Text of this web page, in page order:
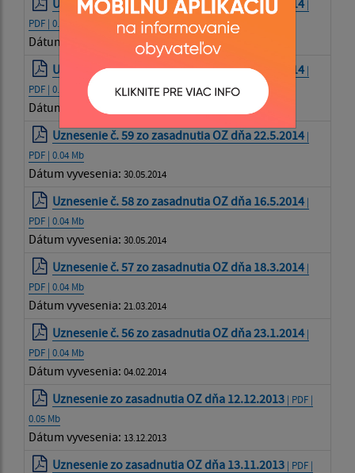
Uznesenie č. 61 zo zasadnutia OZ dňa 17.7.2014 |
PDF | 0.04 Mb
Dátum vyvesenia: 21.07.2014
Uznesenie č. 60 zo zasadnutia OZ dňa 19.6.2014 |
PDF | 0.04 Mb
Dátum vyvesenia:
Uznesenie č. 59 zo zasadnutia OZ dňa 22.5.2014 |
PDF | 0.04 Mb
Dátum vyvesenia: 30.05.2014
Uznesenie č. 58 zo zasadnutia OZ dňa 16.5.2014 |
PDF | 0.04 Mb
Dátum vyvesenia: 30.05.2014
Uznesenie č. 57 zo zasadnutia OZ dňa 18.3.2014 |
PDF | 0.04 Mb
Dátum vyvesenia: 21.03.2014
Uznesenie č. 56 zo zasadnutia OZ dňa 23.1.2014 |
PDF | 0.04 Mb
Dátum vyvesenia: 04.02.2014
Uznesenie zo zasadnutia OZ dňa 12.12.2013 | PDF |
0.05 Mb
Dátum vyvesenia: 13.12.2013
Uznesenie zo zasadnutia OZ dňa 13.11.2013 | PDF |